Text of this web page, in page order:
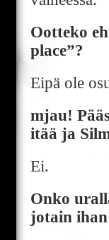
Ootteko
place”?
Eipä ole
mjau!
itää ja
Ei.
Onko
jotain